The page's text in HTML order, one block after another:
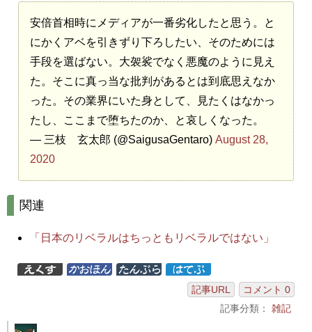
安倍首相時にメディアが一番劣化したと思う。と
にかくアベを引きずり下ろしたい、そのためには
手段を選ばない。大袈裟でなく悪魔のように見え
た。そこに真っ当な批判があるとは到底思えなか
った。その業界にいた身として、見たくはなかっ
たし、ここまで堕ちたのか、と哀しくなった。
— 三枝 玄太郎 (@SaigusaGentaro) August 28,
2020
関連
「日本のリベラルはちっともリベラルではない」
記事URL
コメント 0
記事分類： 雑記